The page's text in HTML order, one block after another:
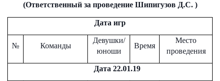
(Ответственный за проведение Шипигузов Д.С. )
Дата игр
№ Команды
Девушки/
юноши
Время
Место
проведения
Дата 22.01.19